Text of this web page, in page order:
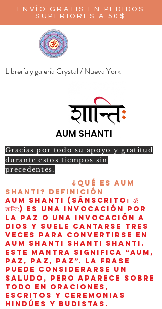
ENVÍO GRATIS EN PEDIDOS
SUPERIORES A 50$
Librería y galería Crystal / Nueva York
AUM SHANTI
Gracias por todo su apoyo y gratitud
durante estos tiempos sin
precedentes.
¿Qué es AUM
Shanti? Definición
AUM Shanti (sánscrito: ॐ
शान्तिः) es una invocación por
la paz o una invocación a
Dios y suele cantarse tres
veces para convertirse en
aum shanti shanti shanti.
Este mantra significa “AUM,
paz, paz, paz”. La frase
puede considerarse un
saludo, pero aparece sobre
todo en oraciones,
escritos y ceremonias
hindúes y budistas.